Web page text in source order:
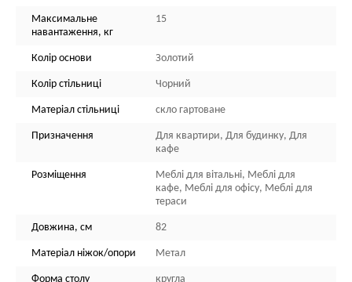
Максимальне
навантаження, кг
15
Колір основи Золотий
Колір стільниці Чорний
Матеріал стільниці скло гартоване
Призначення
Для квартири, Для будинку, Для
кафе
Розміщення
Меблі для вітальні, Меблі для
кафе, Меблі для офісу, Меблі для
тераси
Довжина, см 82
Матеріал ніжок/опори Метал
Форма столу кругла